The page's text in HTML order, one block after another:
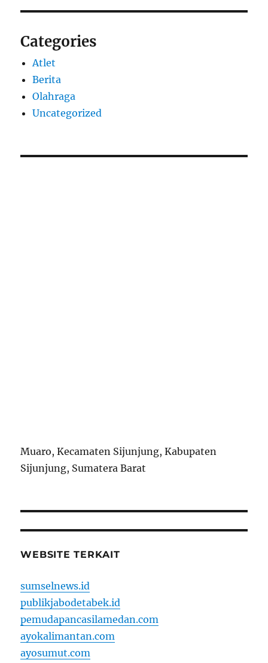
Categories
Atlet
Berita
Olahraga
Uncategorized
Muaro, Kecamaten Sijunjung, Kabupaten
Sijunjung, Sumatera Barat
WEBSITE TERKAIT
sumselnews.id
publikjabodetabek.id
pemudapancasilamedan.com
ayokalimantan.com
ayosumut.com